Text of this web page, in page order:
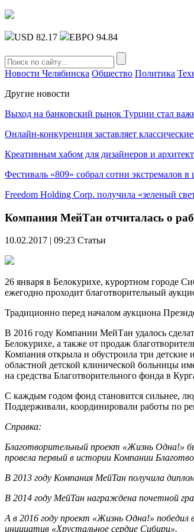
USD 82.17 ЕВРО 94.84
Новости Челябинска Общество Политика
Другие новости
Выход на банковский рынок Турции стал
Онлайн-конкуренция заставляет
Креативным хабом для дизайнеров и
Фестиваль «809» собрал сотни экстремалов в
Freedom Holding Corp. получила «зеленый
Компания МейТан отчиталась о
10.02.2017 | 09:23 Статьи
26 января в Белокурихе, курортном городе
ежегодно проходит благотворительный
Традиционно перед началом аукциона
В 2016 году Компании МейТан удалось
Белокурихе, а также от продаж
Компания открыла и обустроила три
областной детской клинической больницы
на средства Благотворительного фонда в
С каждым годом фонд становится сильнее,
Поддерживали, координировали работы по
Справка:
Благотворительный проект «Жизнь Одна!»
провела первый в истории Компании
В 2013 году Компания МейТан получила
В 2014 году МейТан награждена почетной
А в 2016 году проект «Жизнь Одна!» победил
инициатив «Хрустальное сердце Сибири».